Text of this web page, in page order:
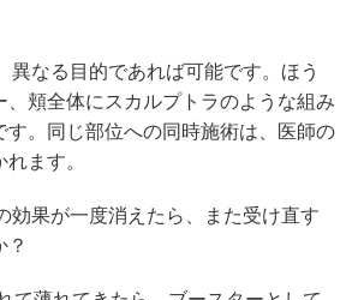
異なる目的であれば可能です。ほう
、頬全体にスカルプトラのような組み
す。同じ部位への同時施術は、医師の
ます。
効果が一度消えたら、また受け直す
？